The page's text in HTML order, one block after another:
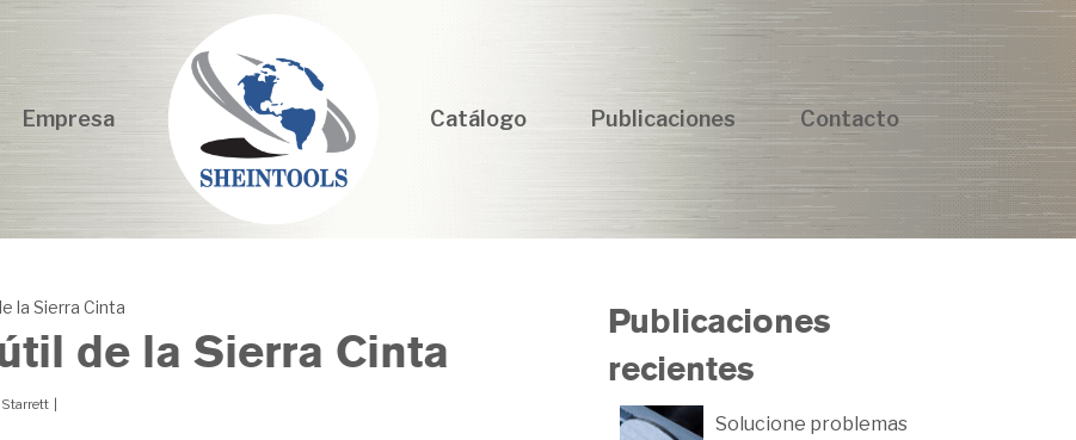
Empresa Catálogo Publicaciones Contacto
la Sierra Cinta
de la Sierra Cinta
Starrett
Publicaciones
recientes
Solucione problemas